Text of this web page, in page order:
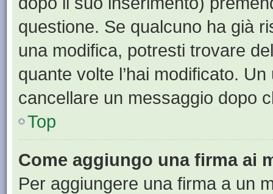
questione. Se qualcuno ha già
una modifica, potresti trovare
quante volte l’hai modificato.
cancellare un messaggio dopo
Top
Come aggiungo una firma ai
Per aggiungere una firma a un